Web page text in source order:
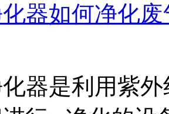
器如何净化废
器是利用紫